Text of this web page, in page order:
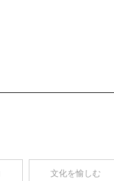
文化を愉しむ